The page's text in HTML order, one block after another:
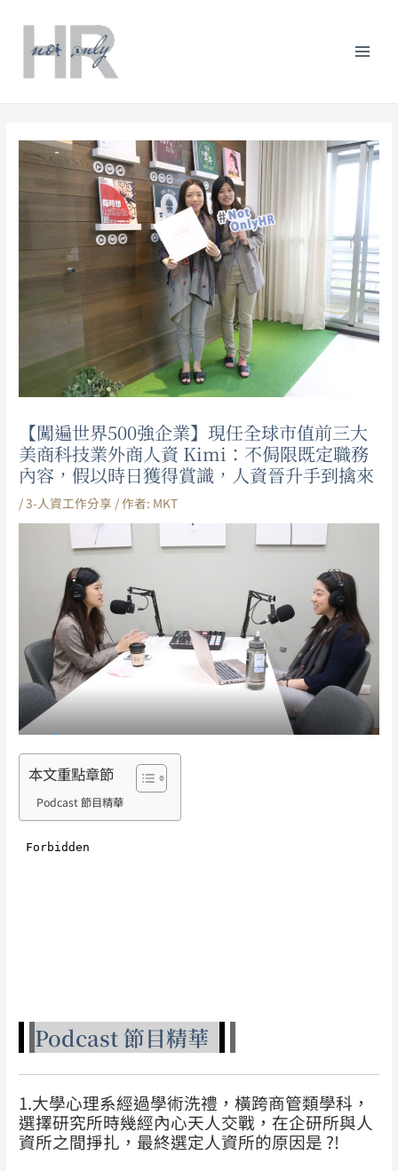
【闖遍世界500強企業】現任全球市值前三大
美商科技業外商人資 Kimi：不侷限既定職務
內容，假以時日獲得賞識，人資晉升手到擒來
/3-人資工作分享 / 作者: MKT
本文重點章節
Podcast 節目精華
Podcast 節目精華
1.大學心理系經過學術洗禮，橫跨商管類學科，
選擇研究所時幾經內心天人交戰，在企研所與人
資所之間掙扎，最終選定人資所的原因是 ?!
navigation